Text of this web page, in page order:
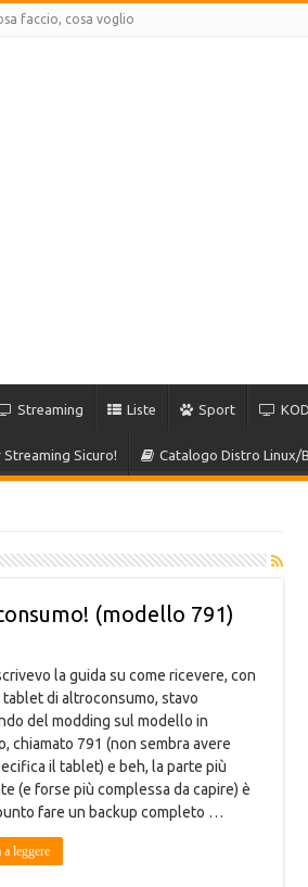
faccio, cosa voglio
Streaming Liste Sport
Streaming Sicuro! Catalogo Distro Linux/
(modello 791)
la guida su come ricevere, con
tablet di altroconsumo, stavo
del modding sul modello in
chiamato 791 (non sembra avere
il tablet) e beh, la parte più
(e forse più complessa da capire) è
fare un backup completo …
leggere